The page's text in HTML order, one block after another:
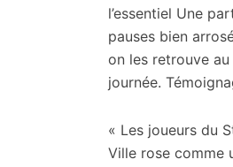
initiatives
citoyennes
l’essentiel Une
pauses bien
on les retrouve
journée.
« Les joueurs du
Ville rose comme